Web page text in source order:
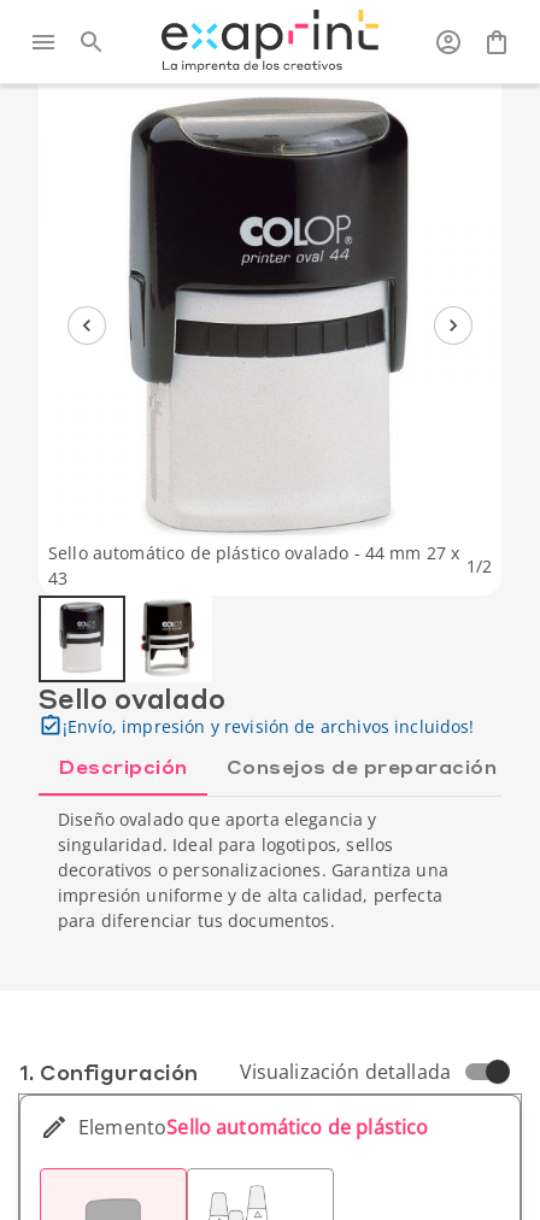
Oficina/Sellos/Sello ovalado
Sello automático de plástico ovalado - 44 mm 27 x
43
1/2
Sello ovalado
¡Envío, impresión y revisión de archivos incluidos!
Descripción Consejos de preparación
Diseño ovalado que aporta elegancia y
singularidad. Ideal para logotipos, sellos
decorativos o personalizaciones. Garantiza una
impresión uniforme y de alta calidad, perfecta
para diferenciar tus documentos.
1. Conf­iguración Visualización detallada
ElementoSello automático de plástico